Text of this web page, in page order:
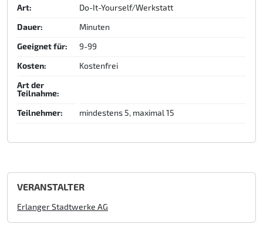
Art:
Do-It-Yourself/Werkstatt
Dauer:
Minuten
Geeignet für:
9-99
Kosten:
Kostenfrei
Art der
Teilnahme:
Teilnehmer:
mindestens 5, maximal 15
VERANSTALTER
Erlanger Stadtwerke AG